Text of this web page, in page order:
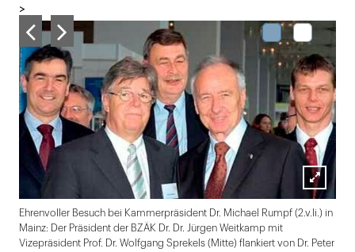
>
Lightbox
öffnen
Ehrenvoller Besuch bei Kammerpräsident Dr. Michael Rumpf (2.v.li.) in
Mainz: Der Präsident der BZÄK Dr. Dr. Jürgen Weitkamp mit
Vizepräsident Prof. Dr. Wolfgang Sprekels (Mitte) flankiert von Dr. Peter